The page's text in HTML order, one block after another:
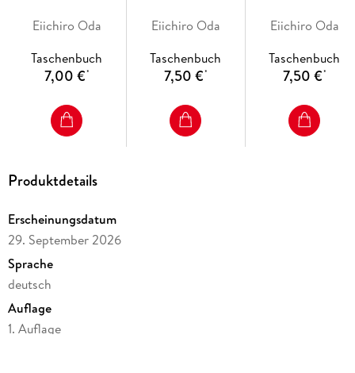
Anime-Serie bei Crunchyroll, Netflix und ADN
Live-Action-Netflixserie
Ab 10 Jahren
Eiichiro Oda
Taschenbuch
7,00 €*
Eiichiro Oda
Taschenbuch
7,50 €*
Eiichiro Oda
Taschenbuch
7,50 €*
Produktdetails
Erscheinungsdatum
29. September 2026
Sprache
deutsch
Auflage
1. Auflage